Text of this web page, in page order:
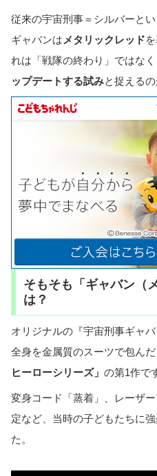
従来の宇宙刑事＝シルバーと
ギャバンは メタリックレッド
れは「戦隊の終わり」ではなく
ップデートする試みと捉える
そもそも「ギャバン（
は？
オリジナルの『宇宙刑事ギャ
全身を金属質のスーツで包ん
ヒーローシリーズ」 の第1作で
変身コード「蒸着」、レーザ
定など、当時の子どもたちに
た。